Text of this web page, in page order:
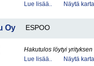
Lue lisää..
Näytä
Oy ESPOO
Hakutulos löytyi
Lue lisää..
Näytä